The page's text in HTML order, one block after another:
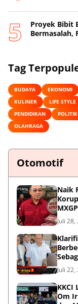
Proyek Bibit
Bermasalah,
Tag
BUDAYA EKONOMI
KULINER
LIFE STYLE
PENDIDIKAN
POLITIK
OLAHRAGA
Otomotif
Naik
Juli
Juli
KKCI
Om